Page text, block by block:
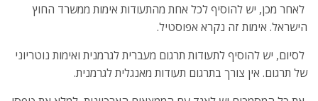
לאחר מכן, יש להוסיף לכל אחת מהתעודות אימות ממשרד החוץ
הישראל. אימות זה נקרא אפוסטיל.
לסיום, יש להוסיף לתעודות תרגום מעברית לגרמנית ואימות נוטריוני
של תרגום. אין צורך בתרגום תעודות מאנגלית לגרמנית.